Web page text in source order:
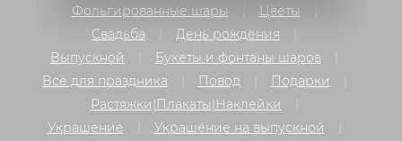
Фольгированные шары
Цветы
Свадьба
День рождения
Выпускной
Букеты и фонтаны шаров
Всё для праздника
Повод
Подарки
Растяжки|Плакаты|Наклейки
Украшение
Украшение на выпускной